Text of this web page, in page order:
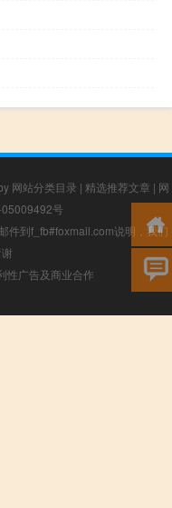
网站分类目录 | 精选推荐文章 | 网
号
件到f_fb#foxmail.com说明，我们
性广告及商业合作